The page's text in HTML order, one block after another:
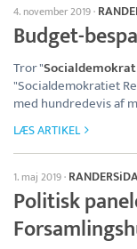
4. november 2019·
Budget-
Tror "
"Socialdemokratiet
med hundredevis af
LÆS ARTIKEL
1. maj 2019·
Politisk